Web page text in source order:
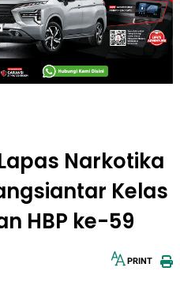
Narkotika
Kelas
HBP ke-59
PRINT